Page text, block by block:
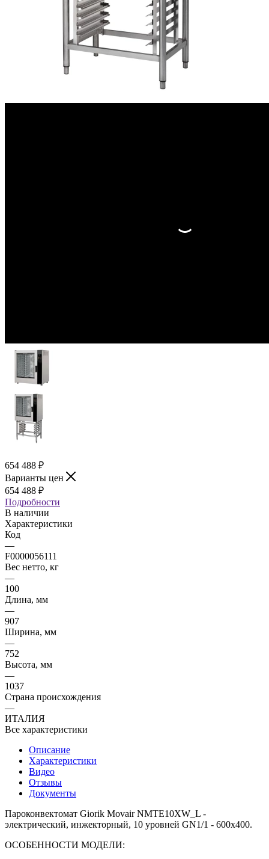
654 488 ₽
Варианты цен
654 488 ₽
Подробности
В наличии
Характеристики
Код
—
F0000056111
Вес нетто, кг
—
100
Длина, мм
—
907
Ширина, мм
—
752
Высота, мм
—
1037
Страна происхождения
—
ИТАЛИЯ
Все характеристики
Описание
Характеристики
Видео
Отзывы
Документы
Пароконвектомат Giorik Movair NMTE10XW_L -
электрический, инжекторный, 10 уровней GN1/1 - 600х400.
ОСОБЕННОСТИ МОДЕЛИ: